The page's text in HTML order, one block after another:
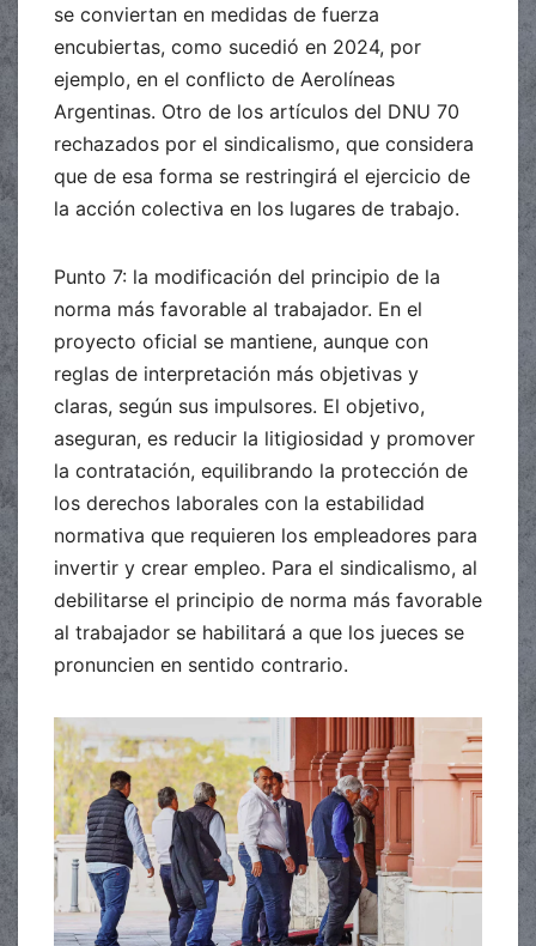
se conviertan en medidas de fuerza
encubiertas, como sucedió en 2024, por
ejemplo, en el conflicto de Aerolíneas
Argentinas. Otro de los artículos del DNU 70
rechazados por el sindicalismo, que considera
que de esa forma se restringirá el ejercicio de
la acción colectiva en los lugares de trabajo.
Punto 7: la modificación del principio de la
norma más favorable al trabajador. En el
proyecto oficial se mantiene, aunque con
reglas de interpretación más objetivas y
claras, según sus impulsores. El objetivo,
aseguran, es reducir la litigiosidad y promover
la contratación, equilibrando la protección de
los derechos laborales con la estabilidad
normativa que requieren los empleadores para
invertir y crear empleo. Para el sindicalismo, al
debilitarse el principio de norma más favorable
al trabajador se habilitará a que los jueces se
pronuncien en sentido contrario.